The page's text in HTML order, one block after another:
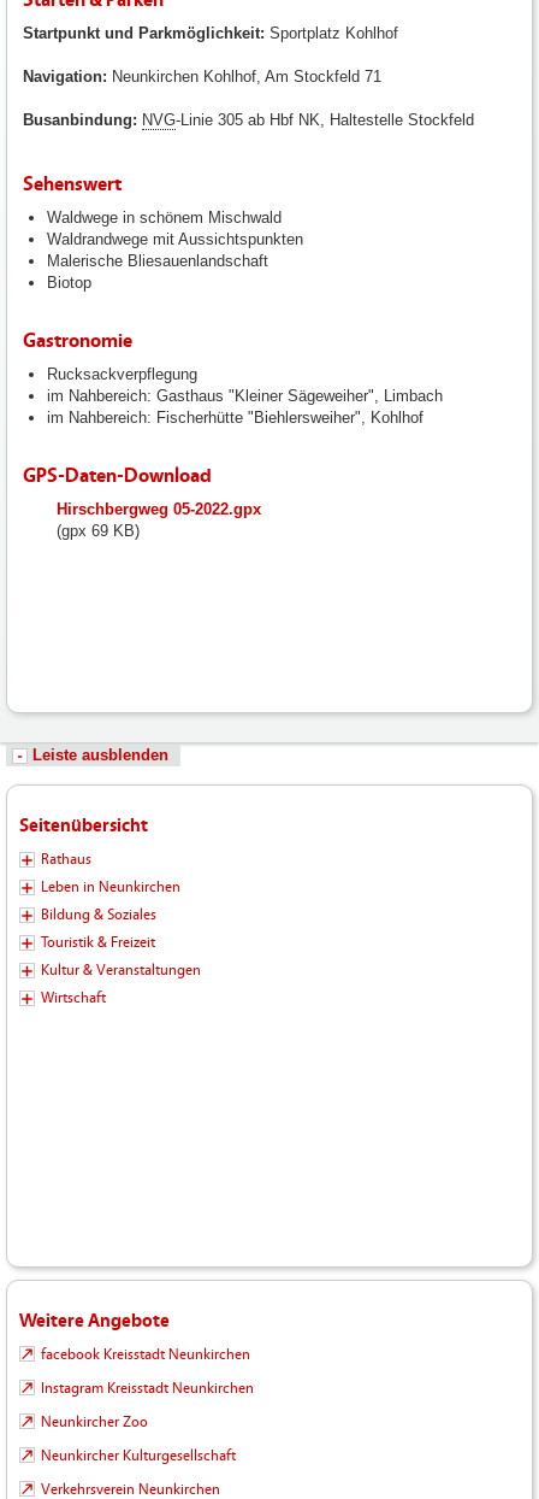
Startpunkt und Parkmöglichkeit: Sportplatz Kohlhof
Navigation: Neunkirchen Kohlhof, Am Stockfeld 71
Busanbindung: NVG-Linie 305 ab Hbf NK, Haltestelle Stockfeld
Sehenswert
Waldwege in schönem Mischwald
Waldrandwege mit Aussichtspunkten
Malerische Bliesauenlandschaft
Biotop
Gastronomie
Rucksackverpflegung
im Nahbereich: Gasthaus "Kleiner Sägeweiher", Limbach
im Nahbereich: Fischerhütte "Biehlersweiher", Kohlhof
GPS-Daten-Download
fileadmin/user_upload/neunkirchen/10_Dateien-
Hochladen/102_Dateien-
Hirschbergweg 05-2022.gpx
(gpx 69 KB)
Leiste ausblenden
Seitenübersicht
Rathaus
Leben in Neunkirchen
Bildung & Soziales
Touristik & Freizeit
Kultur & Veranstaltungen
Wirtschaft
Weitere Angebote
facebook Kreisstadt Neunkirchen
Instagram Kreisstadt Neunkirchen
Neunkircher Zoo
Neunkircher Kulturgesellschaft
Verkehrsverein Neunkirchen